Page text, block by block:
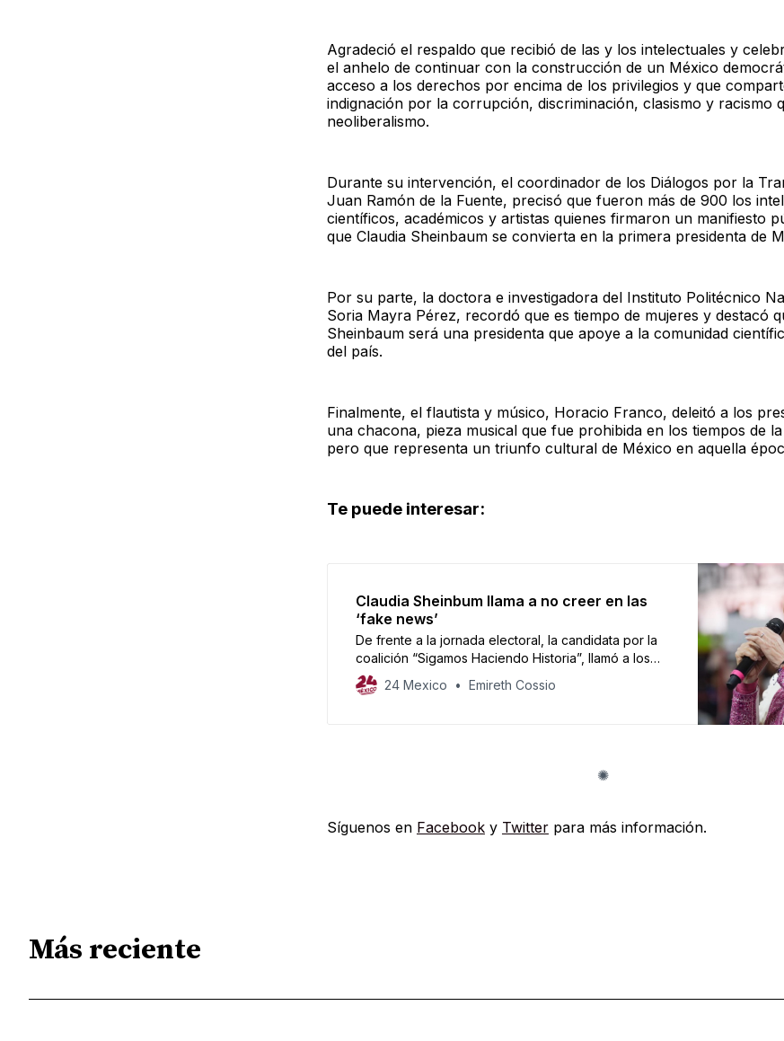
Agradeció el respaldo que recibió de las y los intelectuales y
el anhelo de continuar con la construcción de un México
acceso a los derechos por encima de los privilegios y que
indignación por la corrupción, discriminación, clasismo y racismo
neoliberalismo.
Durante su intervención, el coordinador de los Diálogos por la
Juan Ramón de la Fuente, precisó que fueron más de 900 los
científicos, académicos y artistas quienes firmaron un manifiesto
que Claudia Sheinbaum se convierta en la primera presidenta de
Por su parte, la doctora e investigadora del Instituto Politécnico
Soria Mayra Pérez, recordó que es tiempo de mujeres y destacó
Sheinbaum será una presidenta que apoye a la comunidad
del país.
Finalmente, el flautista y músico, Horacio Franco, deleitó a los
una chacona, pieza musical que fue prohibida en los tiempos de
pero que representa un triunfo cultural de México en aquella
Te puede interesar:
Claudia Sheinbum llama a no creer en las
‘fake news’
De frente a la jornada electoral, la candidata por la
coalición “Sigamos Haciendo Historia”, llamó a los
mexicanos a no creer en las noticias que no tienen
fundamentos
24 Mexico Emireth Cossio
Síguenos en Facebooky Twitterpara más información.
Más reciente